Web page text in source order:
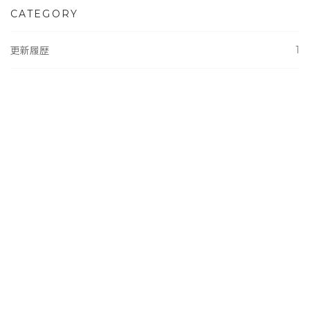
CATEGORY
更新履歴 1